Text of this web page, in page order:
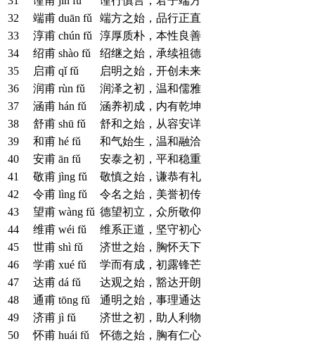
32
端甫 duān fǔ
端方之始，品行正直
33
淳甫 chún fǔ
淳厚质朴，本性良善
34
绍甫 shào fǔ
绍继之始，承续祖德
35
启甫 qǐ fǔ
启明之始，开创未来
36
润甫 rùn fǔ
润泽之初，温和儒雅
37
涵甫 hán fǔ
涵养初成，内有乾坤
38
舒甫 shū fǔ
舒和之始，从容安详
39
和甫 hé fǔ
和气始生，温和融洽
40
安甫 ān fǔ
安泰之初，平和稳重
41
敬甫 jìng fǔ
敬慎之始，谦恭有礼
42
令甫 lìng fǔ
令名之始，美誉初传
43
望甫 wàng fǔ 德望初立，众所敬仰
44
维甫 wéi fǔ
维系正道，坚守初心
45
世甫 shì fǔ
济世之始，胸怀天下
46
学甫 xué fǔ
学而有成，初露锋芒
47
达甫 dá fǔ
达观之始，豁达开朗
48
通甫 tōng fǔ
通明之始，事理通达
49
济甫 jì fǔ
济世之初，助人利物
50
怀甫 huái fǔ 怀德之始，胸有仁心